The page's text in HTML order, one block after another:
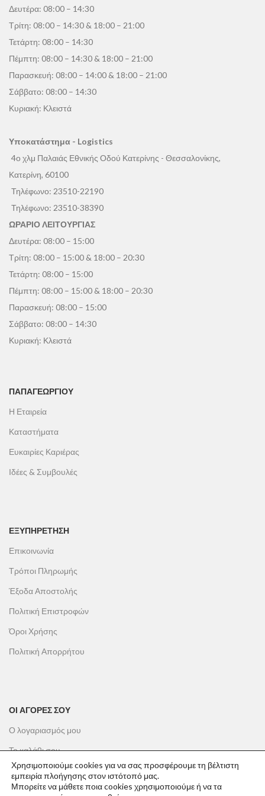
Δευτέρα: 08:00 – 14:30
Τρίτη: 08:00 – 14:30 & 18:00 – 21:00
Τετάρτη: 08:00 – 14:30
Πέμπτη: 08:00 – 14:30 & 18:00 – 21:00
Παρασκευή: 08:00 – 14:00 & 18:00 – 21:00
Σάββατο: 08:00 – 14:30
Κυριακή: Κλειστά
Υποκατάστημα - Logistics
4ο χλμ Παλαιάς Εθνικής Οδού Κατερίνης - Θεσσαλονίκης,
Κατερίνη, 60100
Τηλέφωνο: 23510-22190
Τηλέφωνο: 23510-38390
ΩΡΑΡΙΟ ΛΕΙΤΟΥΡΓΙΑΣ
Δευτέρα: 08:00 – 15:00
Τρίτη: 08:00 – 15:00 & 18:00 – 20:30
Τετάρτη: 08:00 – 15:00
Πέμπτη: 08:00 – 15:00 & 18:00 – 20:30
Παρασκευή: 08:00 – 15:00
Σάββατο: 08:00 – 14:30
Κυριακή: Κλειστά
ΠΑΠΑΓΕΩΡΓΊΟΥ
Η Εταιρεία
Καταστήματα
Ευκαιρίες Καριέρας
Ιδέες & Συμβουλές
ΕΞΥΠΗΡΕΤΗΣΗ
Επικοινωνία
Τρόποι Πληρωμής
Έξοδα Αποστολής
Πολιτική Επιστροφών
Όροι Χρήσης
Πολιτική Απορρήτου
ΟΙ ΑΓΟΡΕΣ ΣΟΥ
Ο λογαριασμός μου
Το καλάθι σου
Οι παραγγελίες σου
Λίστα επιθυμιών
Χρησιμοποιούμε cookies για να σας προσφέρουμε τη βέλτιστη
εμπειρία πλοήγησης στον ιστότοπό μας.
Μπορείτε να μάθετε ποια cookies χρησιμοποιούμε ή να τα